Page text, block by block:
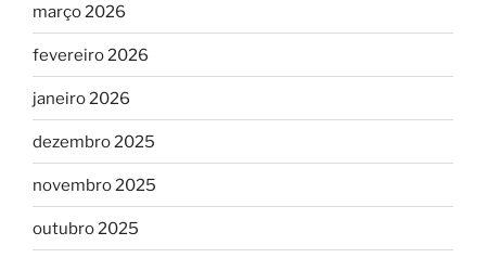
março 2026
fevereiro 2026
janeiro 2026
dezembro 2025
novembro 2025
outubro 2025